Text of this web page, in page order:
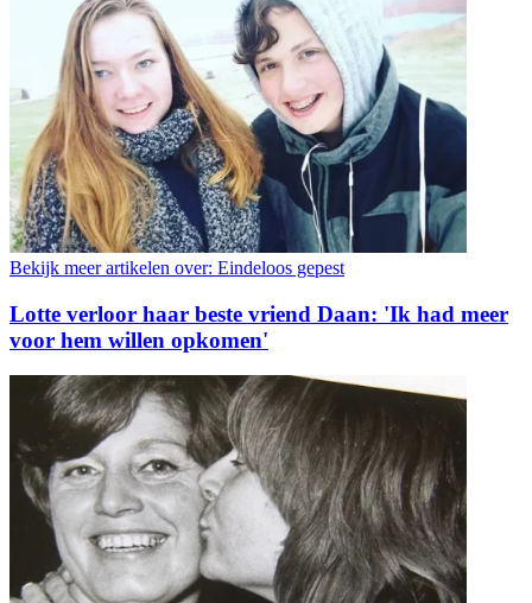
Bekijk meer artikelen over: Eindeloos gepest
Lotte verloor haar beste vriend Daan: 'Ik had meer
voor hem willen opkomen'